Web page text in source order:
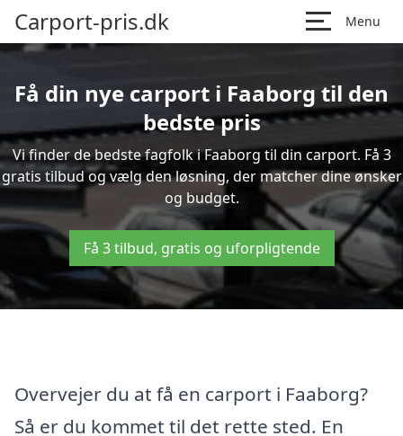
Carport-pris.dk Menu
Få din nye carport i Faaborg til den
bedste pris
Vi finder de bedste fagfolk i Faaborg til din carport. Få 3
gratis tilbud og vælg den løsning, der matcher dine ønsker
og budget.
Få 3 tilbud, gratis og uforpligtende
Overvejer du at få en carport i Faaborg?
Så er du kommet til det rette sted. En